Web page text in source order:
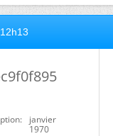
12h13
janvier
1970